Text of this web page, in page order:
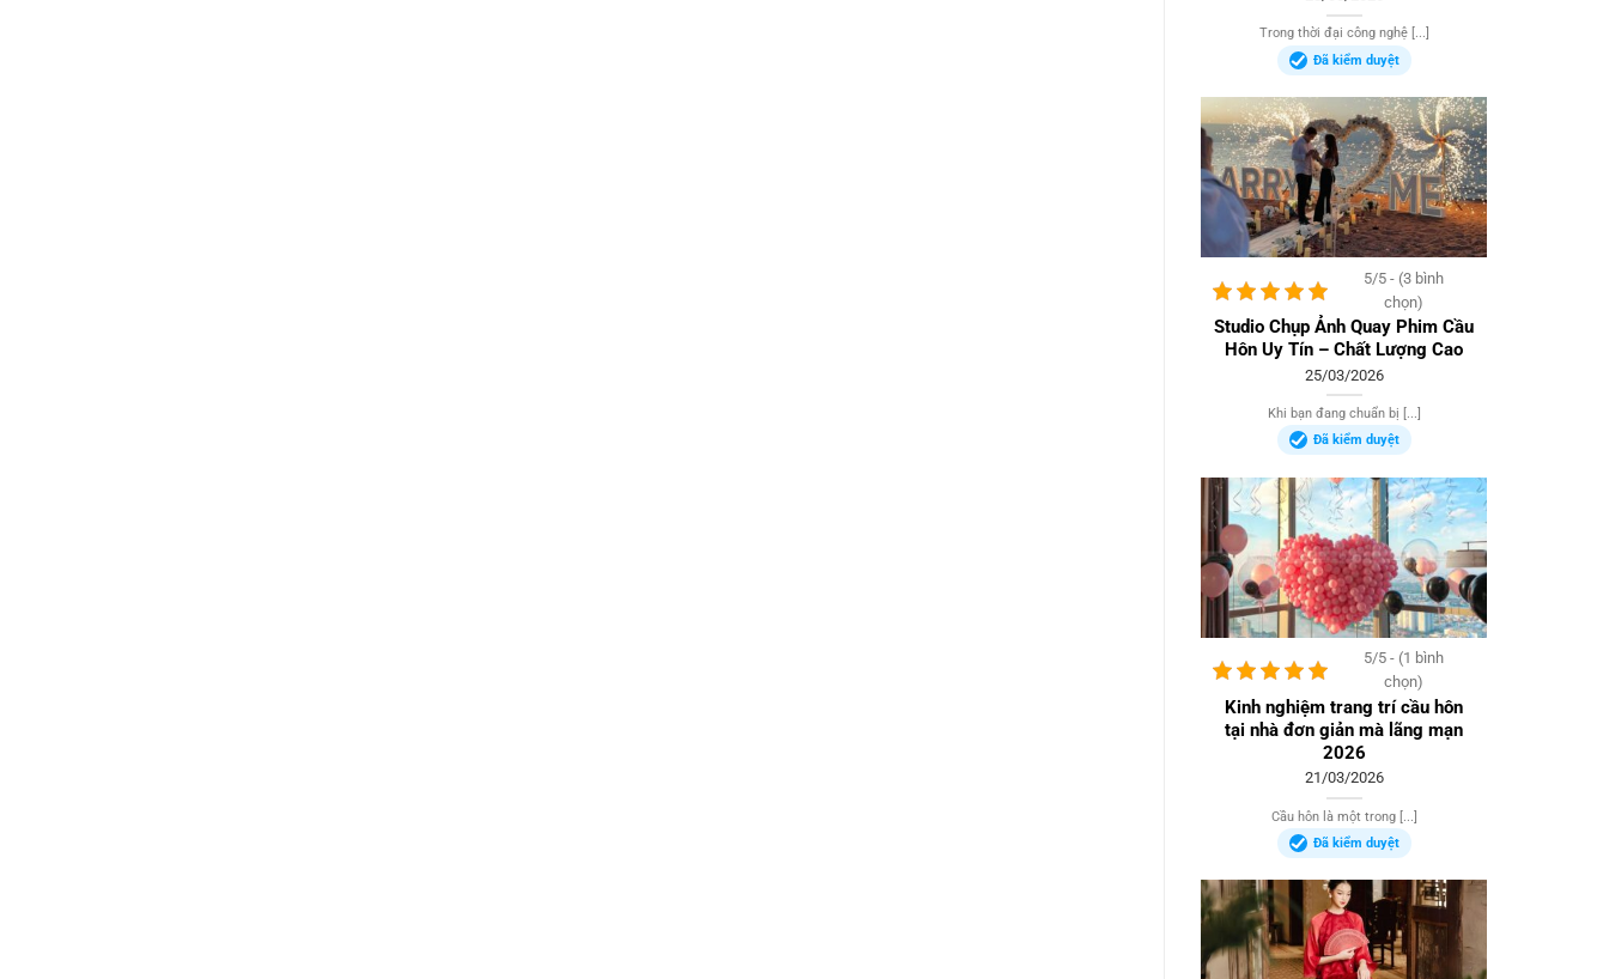
Trong thời đại công nghệ [...]
Đã kiểm duyệt
5/5 - (3 bình
chọn)
Studio Chụp Ảnh Quay Phim Cầu
Hôn Uy Tín – Chất Lượng Cao
25/03/2026
Khi bạn đang chuẩn bị [...]
Đã kiểm duyệt
5/5 - (1 bình
chọn)
Kinh nghiệm trang trí cầu hôn
tại nhà đơn giản mà lãng mạn
2026
21/03/2026
Cầu hôn là một trong [...]
Đã kiểm duyệt